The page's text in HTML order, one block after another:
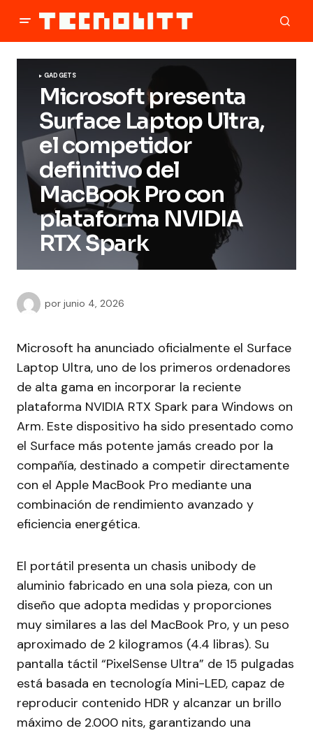
GADGETS
Microsoft presenta
Surface Laptop Ultra,
el competidor
definitivo del
MacBook Pro con
plataforma NVIDIA
RTX Spark
por junio 4, 2026
Microsoft ha anunciado oficialmente el Surface
Laptop Ultra, uno de los primeros ordenadores
de alta gama en incorporar la reciente
plataforma NVIDIA RTX Spark para Windows on
Arm. Este dispositivo ha sido presentado como
el Surface más potente jamás creado por la
compañía, destinado a competir directamente
con el Apple MacBook Pro mediante una
combinación de rendimiento avanzado y
eficiencia energética.
El portátil presenta un chasis unibody de
aluminio fabricado en una sola pieza, con un
diseño que adopta medidas y proporciones
muy similares a las del MacBook Pro, y un peso
aproximado de 2 kilogramos (4.4 libras). Su
pantalla táctil “PixelSense Ultra” de 15 pulgadas
está basada en tecnología Mini-LED, capaz de
reproducir contenido HDR y alcanzar un brillo
máximo de 2.000 nits, garantizando una